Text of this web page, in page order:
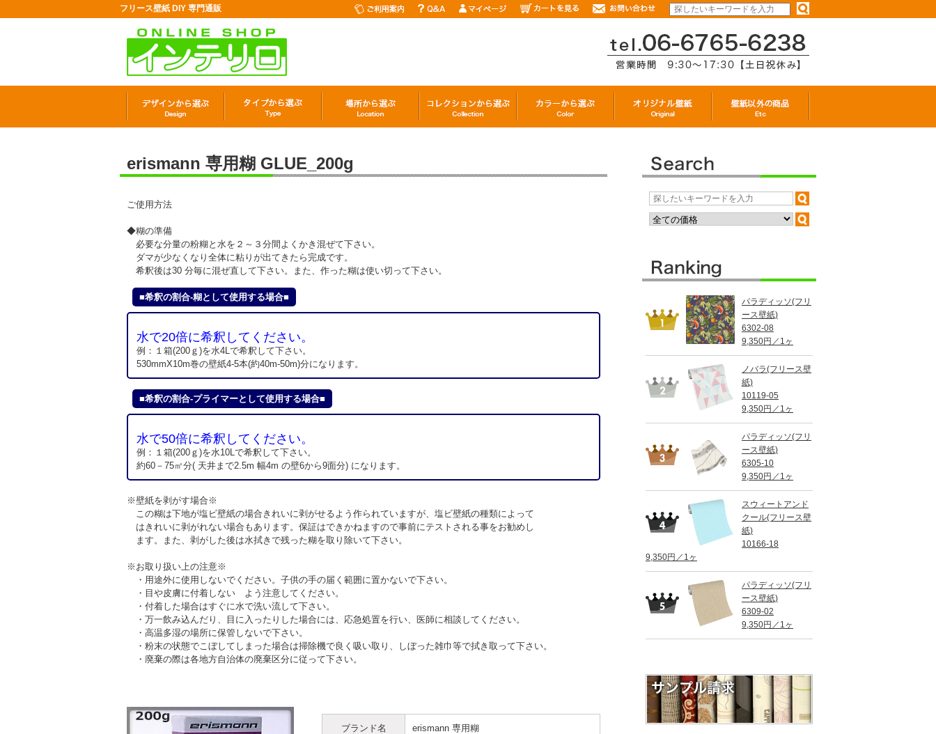
フリース壁紙 DIY 専門通販
erismann 専用糊 GLUE_200g
ご使用方法
◆糊の準備
必要な分量の粉糊と水を２～３分間よくかき混ぜて下さい。
ダマが少なくなり全体に粘りが出てきたら完成です。
希釈後は30 分毎に混ぜ直して下さい。また、作った糊は使い切って下さい。
■希釈の割合-糊として使用する場合■
水で20倍に希釈してください。
例：１箱(200ｇ)を水4Lで希釈して下さい。
530mmX10m巻の壁紙4-5本(約40m-50m)分になります。
■希釈の割合-プライマーとして使用する場合■
水で50倍に希釈してください。
例：１箱(200ｇ)を水10Lで希釈して下さい。
約60－75㎡分( 天井まで2.5m 幅4m の壁6から9面分) になります。
※壁紙を剥がす場合※
この糊は下地が塩ビ壁紙の場合きれいに剥がせるよう作られていますが、塩ビ壁紙の種類によって
はきれいに剥がれない場合もあります。保証はできかねますので事前にテストされる事をお勧めし
ます。また、剥がした後は水拭きで残った糊を取り除いて下さい。
※お取り扱い上の注意※
・用途外に使用しないでください。子供の手の届く範囲に置かないで下さい。
・目や皮膚に付着しない よう注意してください。
・付着した場合はすぐに水で洗い流して下さい。
・万一飲み込んだり、目に入ったりした場合には、応急処置を行い、医師に相談してください。
・高温多湿の場所に保管しないで下さい。
・粉末の状態でこぼしてしまった場合は掃除機で良く吸い取り、しぼった雑巾等で拭き取って下さい。
・廃棄の際は各地方自治体の廃棄区分に従って下さい。
ブランド名 erismann 専用糊
パラディッソ(フリ
ース壁紙)
6302-08
9,350円／1ヶ
ノバラ(フリース壁
紙)
10119-05
9,350円／1ヶ
パラディッソ(フリ
ース壁紙)
6305-10
9,350円／1ヶ
スウィートアンド
クール(フリース壁
紙)
10166-18
9,350円／1ヶ
パラディッソ(フリ
ース壁紙)
6309-02
9,350円／1ヶ